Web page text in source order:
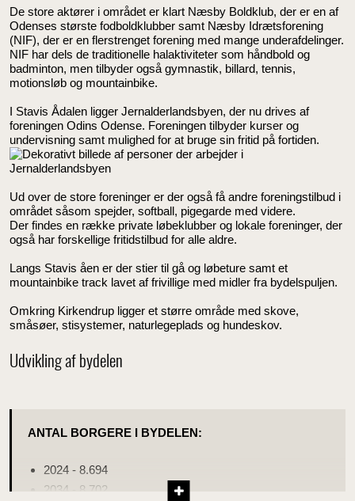
De store aktører i området er klart Næsby Boldklub, der er en af
Odenses største fodboldklubber samt Næsby Idrætsforening
(NIF), der er en flerstrenget forening med mange underafdelinger.
NIF har dels de traditionelle halaktiviteter som håndbold og
badminton, men tilbyder også gymnastik, billard, tennis,
motionsløb og mountainbike.
I Stavis Ådalen ligger Jernalderlandsbyen, der nu drives af
foreningen Odins Odense. Foreningen tilbyder kurser og
undervisning samt mulighed for at bruge sin fritid på fortiden.
Ud over de store foreninger er der også få andre foreningstilbud i
området såsom spejder, softball, pigegarde med videre.
Der findes en række private løbeklubber og lokale foreninger, der
også har forskellige fritidstilbud for alle aldre.
Langs Stavis åen er der stier til gå og løbeture samt et
mountainbike track lavet af frivillige med midler fra bydelspuljen.
Omkring Kirkendrup ligger et større område med skove,
småsøer, stisystemer, naturlegeplads og hundeskov.
Udvikling af bydelen
ANTAL BORGERE I BYDELEN:
2024 - 8.694
2034 - 8.702